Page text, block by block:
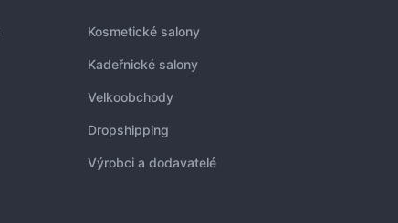
Kosmetické salony
Kadeřnické salony
Velkoobchody
Dropshipping
Výrobci a dodavatelé